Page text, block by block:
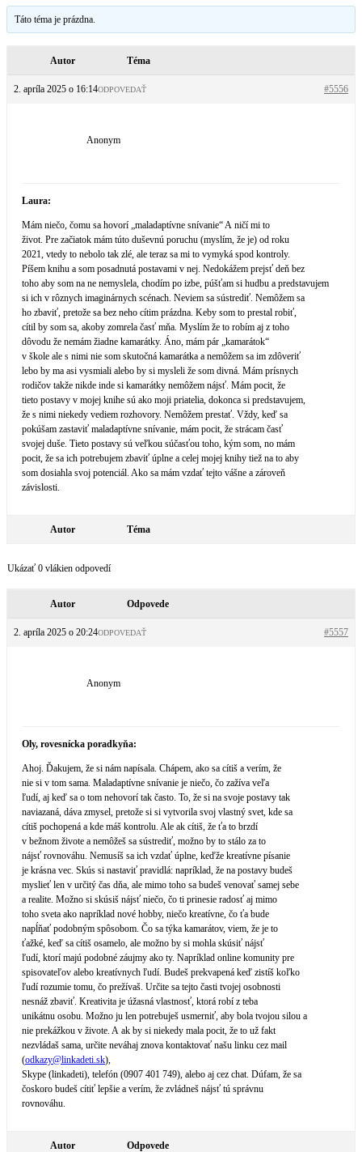
Táto téma je prázdna.
Autor Téma
2. apríla 2025 o 16:14 #5556
ODPOVEDAŤ
Anonym
Laura:
Mám niečo, čomu sa hovorí „maladaptívne snívanie“ A ničí mi to
život. Pre začiatok mám túto duševnú poruchu (myslím, že je) od roku
2021, vtedy to nebolo tak zlé, ale teraz sa mi to vymyká spod kontroly.
Píšem knihu a som posadnutá postavami v nej. Nedokážem prejsť deň bez
toho aby som na ne nemyslela, chodím po izbe, púšťam si hudbu a predstavujem
si ich v rôznych imaginárnych scénach. Neviem sa sústrediť. Nemôžem sa
ho zbaviť, pretože sa bez neho cítim prázdna. Keby som to prestal robiť,
cítil by som sa, akoby zomrela časť mňa. Myslím že to robím aj z toho
dôvodu že nemám žiadne kamarátky. Áno, mám pár „kamarátok“
v škole ale s nimi nie som skutočná kamarátka a nemôžem sa im zdôveriť
lebo by ma asi vysmiali alebo by si mysleli že som divná. Mám prísnych
rodičov takže nikde inde si kamarátky nemôžem nájsť. Mám pocit, že
tieto postavy v mojej knihe sú ako moji priatelia, dokonca si predstavujem,
že s nimi niekedy vediem rozhovory. Nemôžem prestať. Vždy, keď sa
pokúšam zastaviť maladaptívne snívanie, mám pocit, že strácam časť
svojej duše. Tieto postavy sú veľkou súčasťou toho, kým som, no mám
pocit, že sa ich potrebujem zbaviť úplne a celej mojej knihy tiež na to aby
som dosiahla svoj potenciál. Ako sa mám vzdať tejto vášne a zároveň
závislosti.
Autor Téma
Ukázať 0 vlákien odpovedí
Autor Odpovede
2. apríla 2025 o 20:24 #5557
ODPOVEDAŤ
Anonym
Oly, rovesnícka poradkyňa:
Ahoj. Ďakujem, že si nám napísala. Chápem, ako sa cítiš a verím, že
nie si v tom sama. Maladaptívne snívanie je niečo, čo zažíva veľa
ľudí, aj keď sa o tom nehovorí tak často. To, že si na svoje postavy tak
naviazaná, dáva zmysel, pretože si si vytvorila svoj vlastný svet, kde sa
cítiš pochopená a kde máš kontrolu. Ale ak cítiš, že ťa to brzdí
v bežnom živote a nemôžeš sa sústrediť, možno by to stálo za to
nájsť rovnováhu. Nemusíš sa ich vzdať úplne, keďže kreatívne písanie
je krásna vec. Skús si nastaviť pravidlá: napríklad, že na postavy budeš
myslieť len v určitý čas dňa, ale mimo toho sa budeš venovať samej sebe
a realite. Možno si skúsiš nájsť niečo, čo ti prinesie radosť aj mimo
toho sveta ako napríklad nové hobby, niečo kreatívne, čo ťa bude
napĺňať podobným spôsobom. Čo sa týka kamarátov, viem, že je to
ťažké, keď sa cítiš osamelo, ale možno by si mohla skúsiť nájsť
ľudí, ktorí majú podobné záujmy ako ty. Napríklad online komunity pre
spisovateľov alebo kreatívnych ľudí. Budeš prekvapená keď zistíš koľko
ľudí rozumie tomu, čo prežívaš. Určite sa tejto časti tvojej osobnosti
nesnáž zbaviť. Kreativita je úžasná vlastnosť, ktorá robí z teba
unikátnu osobu. Možno ju len potrebuješ usmerniť, aby bola tvojou silou a
nie prekážkou v živote. A ak by si niekedy mala pocit, že to už fakt
nezvládaš sama, určite neváhaj znova kontaktovať našu linku cez mail
(odkazy@linkadeti.sk),
Skype (linkadeti), telefón (0907 401 749), alebo aj cez chat. Dúfam, že sa
čoskoro budeš cítiť lepšie a verím, že zvládneš nájsť tú správnu
rovnováhu.
Autor Odpovede